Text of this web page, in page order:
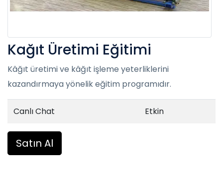
Kağıt Üretimi Eğitimi
Kâğıt üretimi ve kâğıt işleme yeterliklerini
kazandırmaya yönelik eğitim programıdır.
Canlı Chat Etkin
Satın Al